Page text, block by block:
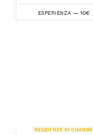
ESPERIENZA — 10€
RESIDENZA DI CHARME